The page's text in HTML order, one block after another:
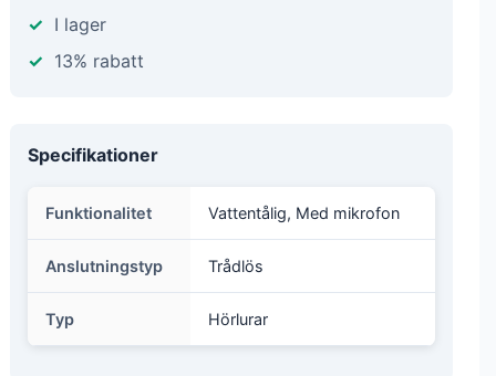
I lager
13% rabatt
Specifikationer
Funktionalitet Vattentålig, Med mikrofon
Anslutningstyp Trådlös
Typ Hörlurar